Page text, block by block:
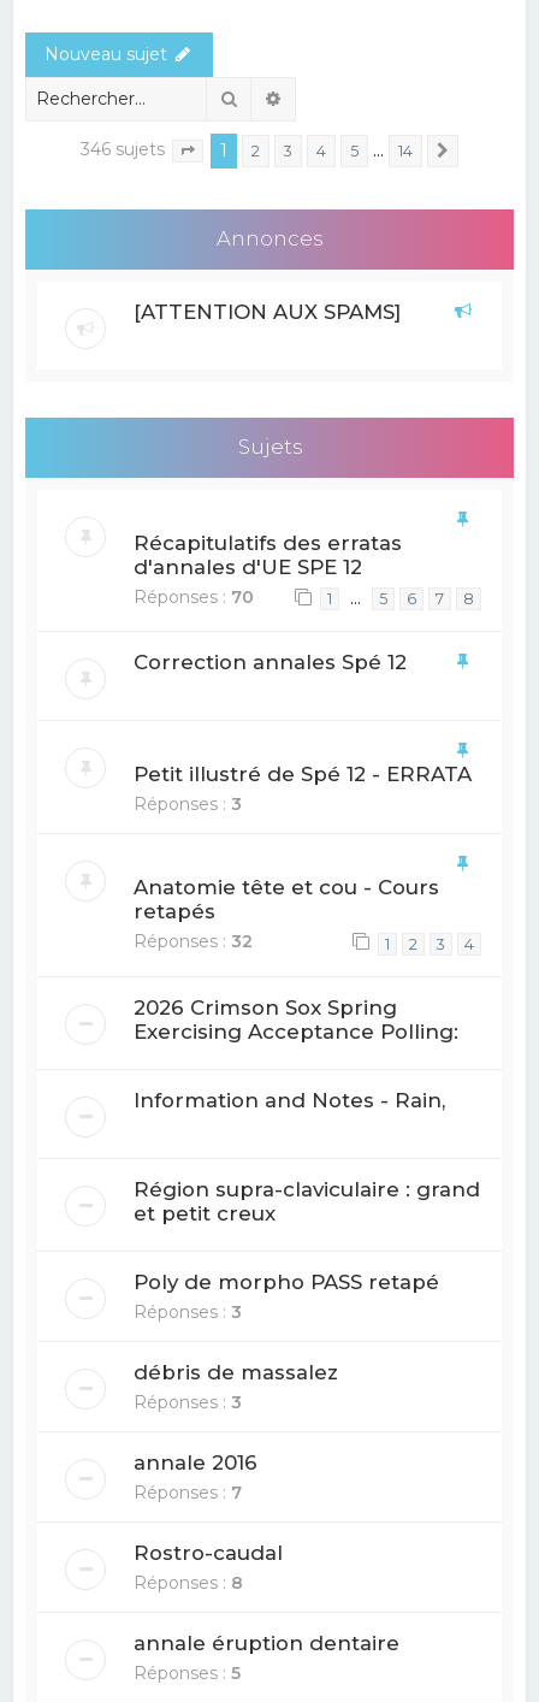
Nouveau sujet
Rechercher
346 sujets Page sur 14
1 2 3 4 5 … 14
Annonces
[ATTENTION AUX SPAMS]
Sujets
Récapitulatifs des erratas
d'annales d'UE SPE 12
Réponses : 70 1 … 5 6 7 8
Correction annales Spé 12
Petit illustré de Spé 12 - ERRATA
Réponses :3
Anatomie tête et cou - Cours
retapés
Réponses :32 1 2 3 4
2026 Crimson Sox Spring
Exercising Acceptance Polling:
Information and Notes - Rain,
Région supra-claviculaire : grand
et petit creux
Poly de morpho PASS retapé
Réponses :3
débris de massalez
Réponses :3
annale 2016
Réponses : 7
Rostro-caudal
Réponses : 8
annale éruption dentaire
Réponses :5